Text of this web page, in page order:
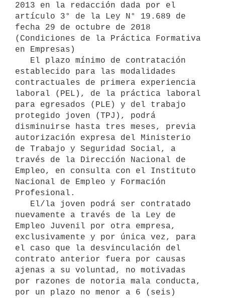
2013 en la redacción dada por el
artículo 3° de la Ley N° 19.689 de
fecha 29 de octubre de 2018
(Condiciones de la Práctica Formativa
en Empresas)
establecido para las modalidades
contractuales de primera experiencia
laboral (PEL), de la práctica laboral
para egresados (PLE) y del trabajo
protegido joven (TPJ), podrá
disminuirse hasta tres meses, previa
autorización expresa del Ministerio
de Trabajo y Seguridad Social, a
través de la Dirección Nacional de
Empleo, en consulta con el Instituto
Nacional de Empleo y Formación
Profesional.
nuevamente a través de la Ley de
Empleo Juvenil por otra empresa,
exclusivamente y por única vez, para
el caso que la desvinculación del
contrato anterior fuera por causas
ajenas a su voluntad, no motivadas
por razones de notoria mala conducta,
por un plazo no menor a 6 (seis)